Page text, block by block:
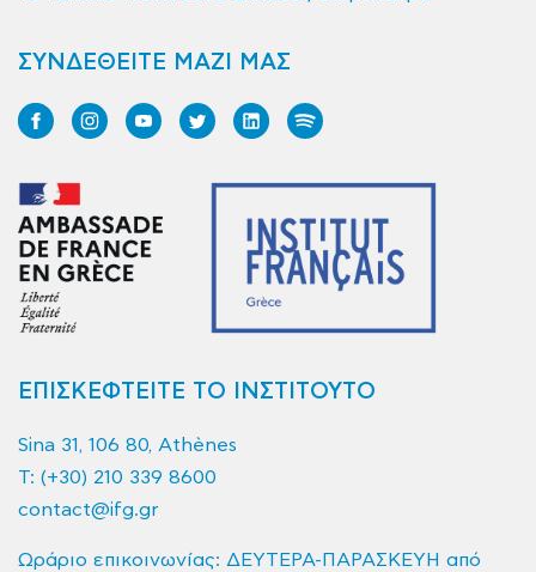
ΣΥΝΔΕΘΕΙΤΕ ΜΑΖΙ ΜΑΣ
ΕΠΙΣΚΕΦΤΕΙΤΕ ΤΟ ΙΝΣΤΙΤΟΥΤΟ
Sina 31, 106 80, Athènes
T: (+30) 210 339 8600
contact@ifg.gr
Ωράριο επικοινωνίας: ΔΕΥΤΕΡΑ-ΠΑΡΑΣΚΕΥΗ από